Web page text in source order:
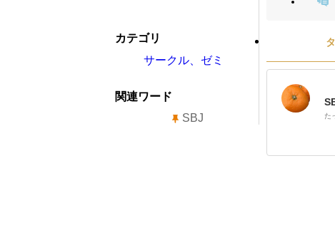
た
カテゴリ
サークル、ゼミ
関連ワード
SBJ